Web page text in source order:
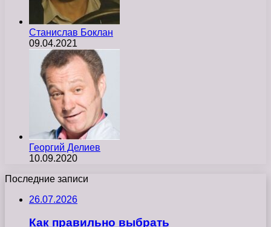
Станислав Боклан
09.04.2021
Георгий Делиев
10.09.2020
Последние записи
26.07.2026
Как правильно выбрать